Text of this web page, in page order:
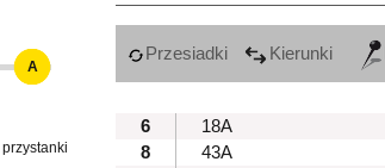
Przesiadki Kierunki
6
18A
8
43A
A